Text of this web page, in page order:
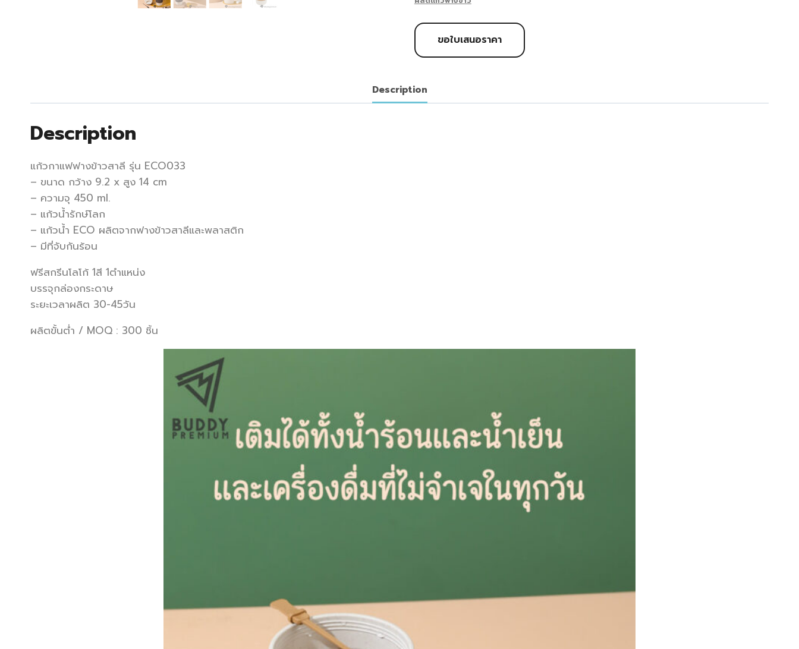
ขอใบเสนอราคา
Description
Description
แก้วกาแฟฟางข้าวสาลี รุ่น ECO033
– ขนาด กว้าง 9.2 x สูง 14 cm
– ความจุ 450 ml.
– แก้วน้ำรักษ์โลก
– แก้วน้ำ ECO ผลิตจากฟางข้าวสาลีและพลาสติก
– มีที่จับกันร้อน
ฟรีสกรีนโลโก้ 1สี 1ตำแหน่ง
บรรจุกล่องกระดาษ
ระยะเวลาผลิต 30-45วัน
ผลิตขั้นต่ำ / MOQ : 300 ชิ้น